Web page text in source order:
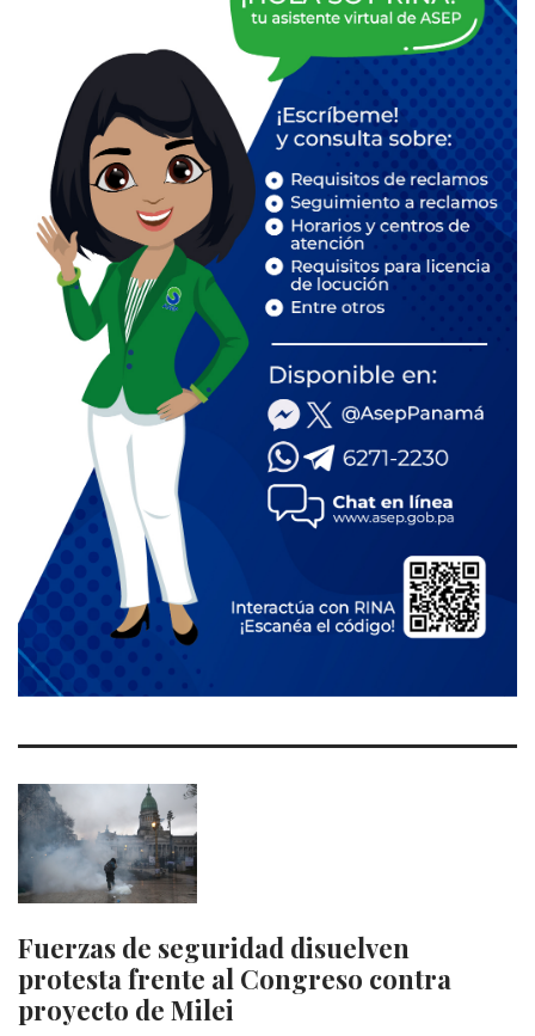
Fuerzas de seguridad disuelven
protesta frente al Congreso contra
proyecto de Milei